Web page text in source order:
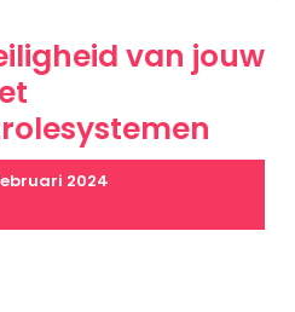
van jouw
2024